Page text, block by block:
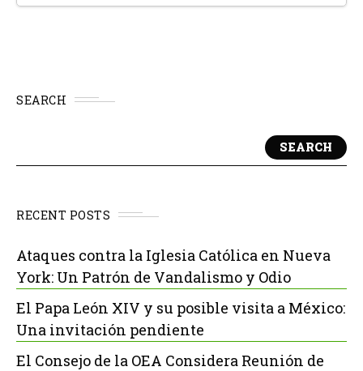
SEARCH
SEARCH
RECENT POSTS
Ataques contra la Iglesia Católica en Nueva
York: Un Patrón de Vandalismo y Odio
El Papa León XIV y su posible visita a México:
Una invitación pendiente
El Consejo de la OEA Considera Reunión de